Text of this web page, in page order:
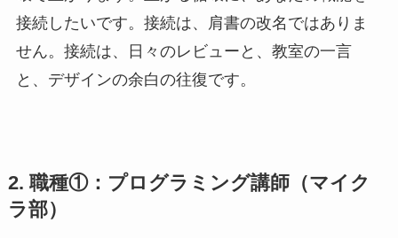
接続したいです。接続は、肩書の改名ではありま
せん。接続は、日々のレビューと、教室の一言
と、デザインの余白の往復です。
2. 職種①：プログラミング講師（マイク
ラ部）